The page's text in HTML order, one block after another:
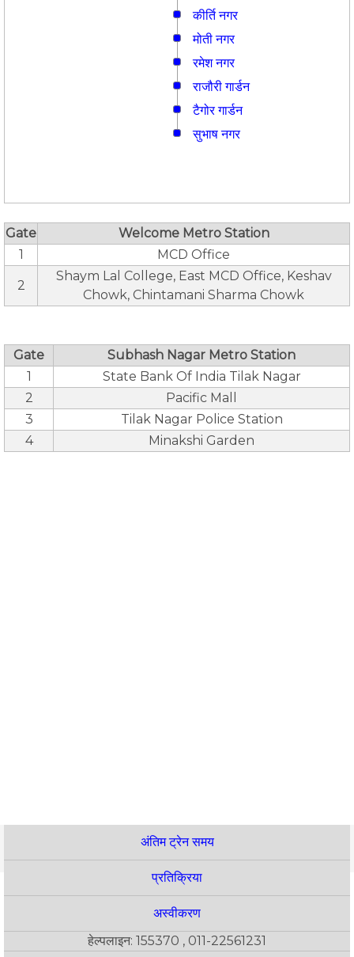
कीर्ति नगर
मोती नगर
रमेश नगर
राजौरी गार्डन
टैगोर गार्डन
सुभाष नगर
Gate
Welcome Metro Station
1
MCD Office
2
Shaym Lal College, East MCD Office, Keshav
Chowk, Chintamani Sharma Chowk
Gate
Subhash Nagar Metro Station
1
State Bank Of India Tilak Nagar
2
Pacific Mall
3
Tilak Nagar Police Station
4
Minakshi Garden
अंतिम ट्रेन समय
प्रतिक्रिया
अस्वीकरण
हेल्पलाइन: 155370 , 011-22561231